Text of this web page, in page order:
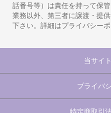
話番号等）は責任を持って保
業務以外、第三者に譲渡・提
下さい。詳細はプライバシー
当サイ
プライバ